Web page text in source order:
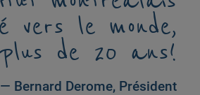
vers le monde,
de 20 ans!
— Bernard Derome, Président